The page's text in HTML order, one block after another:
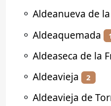
⚬ Aldeanueva de
⚬ Aldeaquemada
⚬ Aldeaseca de la
⚬ Aldeavieja 2
⚬ Aldeavieja de